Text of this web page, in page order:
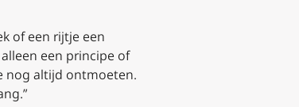
of een rijtje een
een principe of
nog altijd ontmoeten.